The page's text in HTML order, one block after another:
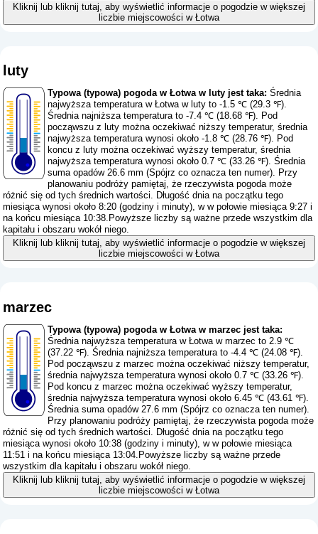
Kliknij lub kliknij tutaj, aby wyświetlić informacje o pogodzie w większej
liczbie miejscowości w Łotwa
luty
Typowa (typowa) pogoda w Łotwa w luty jest taka: Średnia
najwyższa temperatura w Łotwa w luty to -1.5 ℃ (29.3 ℉).
Średnia najniższa temperatura to -7.4 ℃ (18.68 ℉). Pod
począwszu z luty można oczekiwać niższy temperatur, średnia
najwyższa temperatura wynosi około -1.8 ℃ (28.76 ℉). Pod
koncu z luty można oczekiwać wyższy temperatur, średnia
najwyższa temperatura wynosi około 0.7 ℃ (33.26 ℉). Średnia
suma opadów 26.6 mm (Spójrz co oznacza ten numer). Przy
planowaniu podróży pamiętaj, że rzeczywista pogoda może
różnić się od tych średnich wartości. Długość dnia na początku tego
miesiąca wynosi około 8:20 (godziny i minuty), w w połowie miesiąca 9:27 i
na końcu miesiąca 10:38.Powyższe liczby są ważne przede wszystkim dla
kapitału i obszaru wokół niego.
Kliknij lub kliknij tutaj, aby wyświetlić informacje o pogodzie w większej
liczbie miejscowości w Łotwa
marzec
Typowa (typowa) pogoda w Łotwa w marzec jest taka:
Średnia najwyższa temperatura w Łotwa w marzec to 2.9 ℃
(37.22 ℉). Średnia najniższa temperatura to -4.4 ℃ (24.08 ℉).
Pod począwszu z marzec można oczekiwać niższy temperatur,
średnia najwyższa temperatura wynosi około 0.7 ℃ (33.26 ℉).
Pod koncu z marzec można oczekiwać wyższy temperatur,
średnia najwyższa temperatura wynosi około 6.45 ℃ (43.61 ℉).
Średnia suma opadów 27.6 mm (Spójrz co oznacza ten numer).
Przy planowaniu podróży pamiętaj, że rzeczywista pogoda może
różnić się od tych średnich wartości. Długość dnia na początku tego
miesiąca wynosi około 10:38 (godziny i minuty), w w połowie miesiąca
11:51 i na końcu miesiąca 13:04.Powyższe liczby są ważne przede
wszystkim dla kapitału i obszaru wokół niego.
Kliknij lub kliknij tutaj, aby wyświetlić informacje o pogodzie w większej
liczbie miejscowości w Łotwa